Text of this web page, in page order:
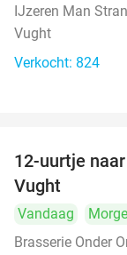
IJzeren Man
Vught
Verkocht: 824
12-uurtje
Vught
Vandaag
Brasserie Onder